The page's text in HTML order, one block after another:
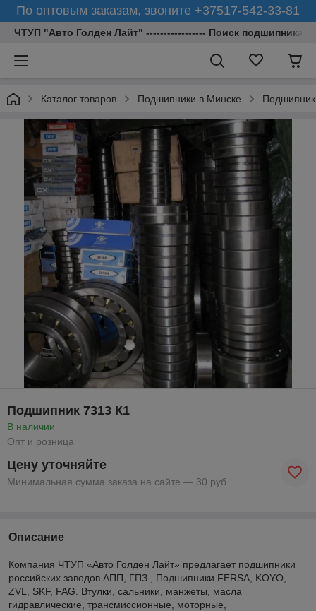
По оптовым заказам, звоните +37517-542-33-81
ЧТУП "Авто Голден Лайт" ----------------- Поиск подшипника
Каталог товаров Подшипники в Минске
Подшипник 7313 К1
В наличии
Опт и розница
Цену уточняйте
Минимальная сумма заказа на сайте — 30 руб.
Описание
Компания ЧТУП «Авто Голден Лайт» предлагает подшипники
российских заводов АПП, ГПЗ , Подшипники FERSA, KOYO,
ZVL, SKF, FAG. Втулки, сальники, манжеты, масла
гидравлические, трансмиссионные, моторные,